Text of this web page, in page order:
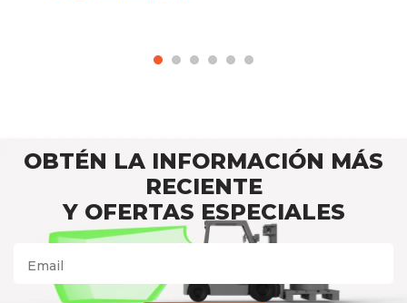
OBTÉN LA INFORMACIÓN MÁS
RECIENTE
Y OFERTAS ESPECIALES
Email